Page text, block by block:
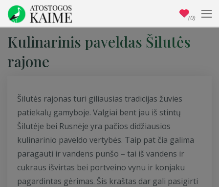
Kulinarinis paveldas Šilutės
rajone
Šilutės rajonas turi giliausias tradicijas žuvies
patiekalų gamyboje. Valgiai bent jau iš stintų
Šilutėje bei Rusnėje yra pačios didžiausios
kulinarinio paveldo vertybės. Taip pat čia galima
paragauti ir vandens punšo – tai iš vandens ir
cukraus išvirtas bei portveino vynu ir konjaku
pagardintas gėrimas. Šis kraštas dar gali pasigirti
(0)